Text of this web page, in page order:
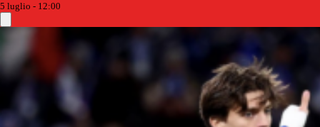
5 luglio - 12:00